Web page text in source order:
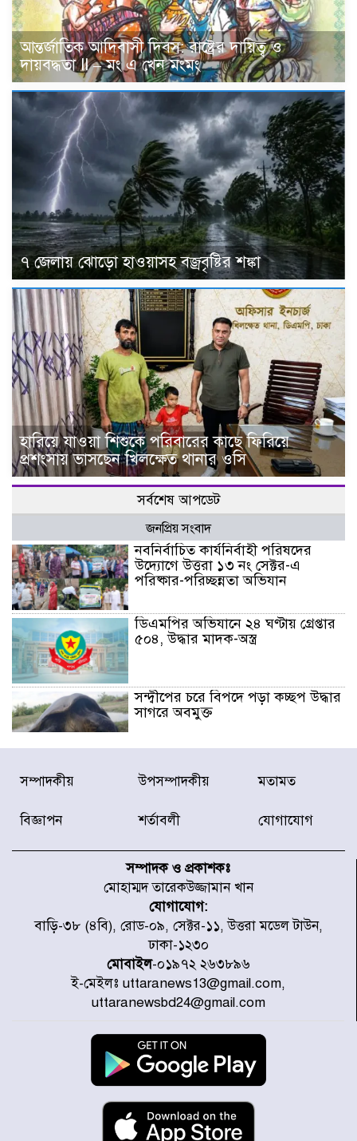
আন্তর্জাতিক আদিবাসী দিবস: রাষ্ট্রের দায়িত্ব ও
দায়বদ্ধতা II – মং এ খেন মংমং
৭ জেলায় ঝোড়ো হাওয়াসহ বজ্রবৃষ্টির শঙ্কা
হারিয়ে যাওয়া শিশুকে পরিবারের কাছে ফিরিয়ে
প্রশংসায় ভাসছেন খিলক্ষেত থানার ওসি
সর্বশেষ আপডেট
জনপ্রিয় সংবাদ
নবনির্বাচিত কার্যনির্বাহী পরিষদের
উদ্যোগে উত্তরা ১৩ নং সেক্টর-এ
পরিষ্কার-পরিচ্ছন্নতা অভিযান
ডিএমপির অভিযানে ২৪ ঘণ্টায় গ্রেপ্তার
৫০৪, উদ্ধার মাদক-অস্ত্র
সন্দ্বীপের চরে বিপদে পড়া কচ্ছপ উদ্ধার
সাগরে অবমুক্ত
মাতারবাড়ী পৌঁছে নির্ধারিত কর্মসূচিতে
যোগ দিয়েছেন প্রধানমন্ত্রী
জেলা কমিটি অনুমোদন
গণঅভ্যুত্থানের তথ্য বিশ্বমিডিয়ায় পৌঁছে
দিতেন আদীব, গুমের চেষ্টা ৩ বার
বাঁশখালীকে বন্যা মুক্ত করার সকল
পদক্ষেপ নেয়া হবে- আসাদুল হাবিব দুলু
বিদ্যুৎ-জ্বালানি খাতে অস্থিরতা তৈরির
চেষ্টা করছে একটি চক্র : প্রধানমন্ত্রী
সম্পাদকীয় উপসম্পাদকীয় মতামত
বিজ্ঞাপন শর্তাবলী যোগাযোগ
সম্পাদক ও প্রকাশকঃ
মোহাম্মদ তারেকউজ্জামান খান
যোগাযোগ:
বাড়ি-৩৮ (৪বি), রোড-০৯, সেক্টর-১১, উত্তরা মডেল টাউন,
ঢাকা-১২৩০
মোবাইল-০১৯৭২ ২৬৩৮৯৬
ই-মেইলঃ uttaranews13@gmail.com,
uttaranewsbd24@gmail.com